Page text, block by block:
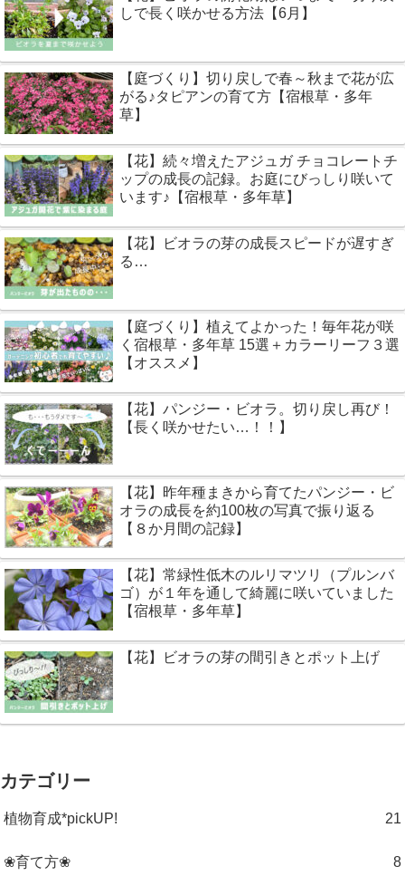
しで長く咲かせる方法【6月】
【庭づくり】切り戻しで春～秋まで花が広
がる♪タピアンの育て方【宿根草・多年
草】
【花】続々増えたアジュガ チョコレートチ
ップの成長の記録。お庭にびっしり咲いて
います♪【宿根草・多年草】
【花】ビオラの芽の成長スピードが遅すぎ
る…
【庭づくり】植えてよかった！毎年花が咲
く宿根草・多年草 15選＋カラーリーフ３選
【オススメ】
【花】パンジー・ビオラ。切り戻し再び！
【長く咲かせたい…！！】
【花】昨年種まきから育てたパンジー・ビ
オラの成長を約100枚の写真で振り返る
【８か月間の記録】
【花】常緑性低木のルリマツリ（プルンバ
ゴ）が１年を通して綺麗に咲いていました
【宿根草・多年草】
【花】ビオラの芽の間引きとポット上げ
カテゴリー
植物育成*pickUP! 21
❀育て方❀ 8